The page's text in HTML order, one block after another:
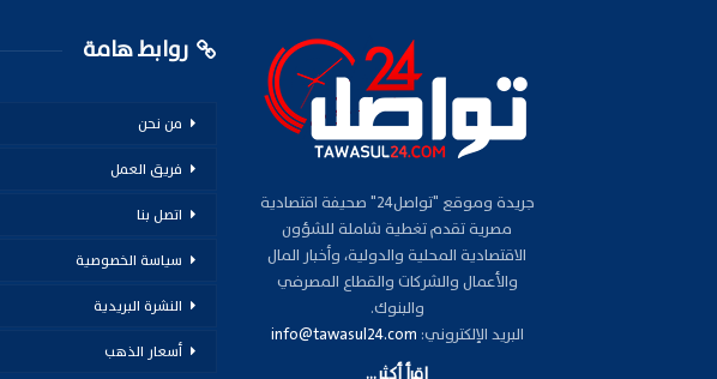
جريدة وموقع "تواصل24" صحيفة اقتصادية
مصرية تقدم تغطية شاملة للشؤون
الاقتصادية المحلية والدولية، وأخبار المال
والأعمال والشركات والقطاع المصرفي
والبنوك.
البريد الإلكتروني: info@tawasul24.com
روابط هامة
من نحن
فريق العمل
اتصل بنا
سياسة الخصوصية
النشرة البريدية
أسعار الذهب